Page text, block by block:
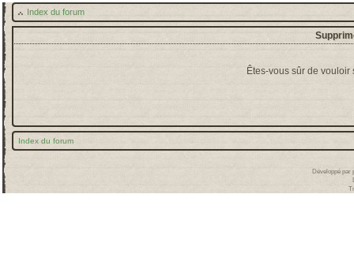
Index du forum
Êtes-vous sûr de
Index du forum
Développé par